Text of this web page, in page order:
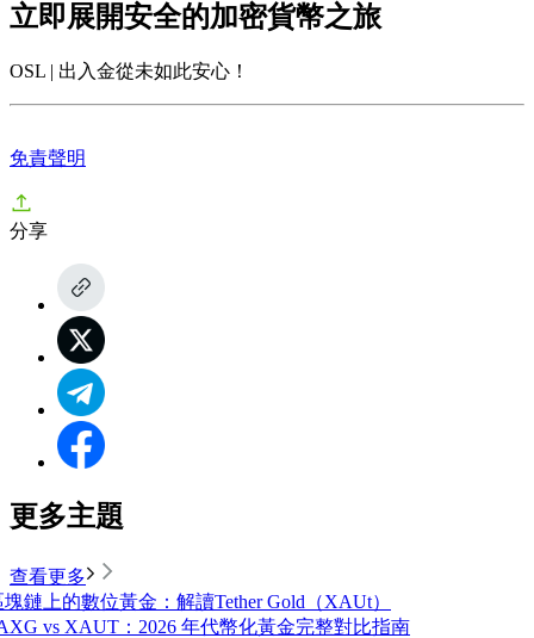
立即展開安全的加密貨幣之旅
OSL | 出入金從未如此安心！
免責聲明
分享
更多主題
查看更多
塊鏈上的數位黃金：解讀Tether Gold（XAUt）
vs XAUT：2026 年代幣化黃金完整對比指南